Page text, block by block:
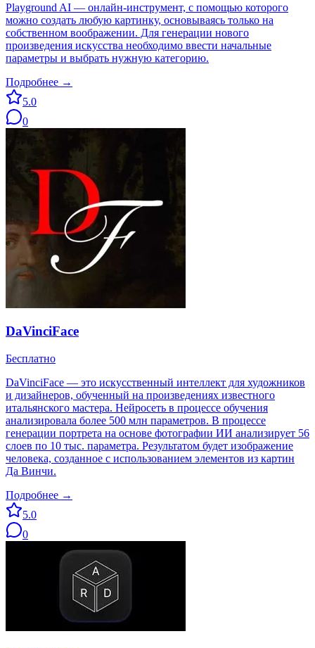
Playground AI — онлайн-инструмент, с помощью которого
можно создать любую картинку, основываясь только на
собственном воображении. Для генерации нового
произведения искусства необходимо ввести начальные
параметры и выбрать нужную категорию.
Подробнее →
5.0
0
DaVinciFace
Бесплатно
DaVinciFace — это искусственный интеллект для художников
и дизайнеров, обученный на произведениях известного
итальянского мастера. Нейросеть в процессе обучения
анализировала более 500 млн параметров. В процессе
генерации портрета на основе фотографии ИИ анализирует 56
слоев по 10 тыс. параметра. Результатом будет изображение
человека, созданное с использованием элементов из картин
Да Винчи.
Подробнее →
5.0
0